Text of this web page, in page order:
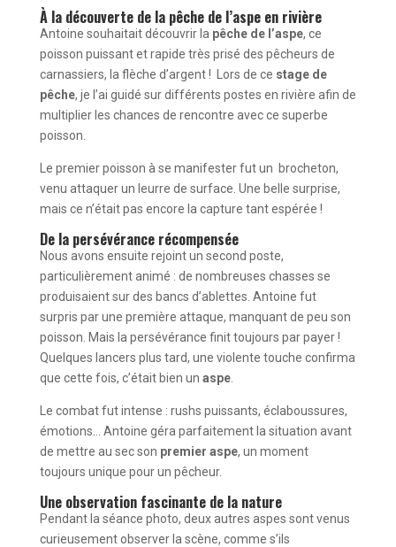
À la découverte de la pêche de l’aspe en rivière
Antoine souhaitait découvrir la pêche de l’aspe, ce
poisson puissant et rapide très prisé des pêcheurs de
carnassiers, la flèche d’argent ! Lors de ce stage de
pêche, je l’ai guidé sur différents postes en rivière afin de
multiplier les chances de rencontre avec ce superbe
poisson.
Le premier poisson à se manifester fut un brocheton,
venu attaquer un leurre de surface. Une belle surprise,
mais ce n’était pas encore la capture tant espérée !
De la persévérance récompensée
Nous avons ensuite rejoint un second poste,
particulièrement animé : de nombreuses chasses se
produisaient sur des bancs d’ablettes. Antoine fut
surpris par une première attaque, manquant de peu son
poisson. Mais la persévérance finit toujours par payer !
Quelques lancers plus tard, une violente touche confirma
que cette fois, c’était bien un aspe.
Le combat fut intense : rushs puissants, éclaboussures,
émotions… Antoine géra parfaitement la situation avant
de mettre au sec son premier aspe, un moment
toujours unique pour un pêcheur.
Une observation fascinante de la nature
Pendant la séance photo, deux autres aspes sont venus
curieusement observer la scène, comme s’ils